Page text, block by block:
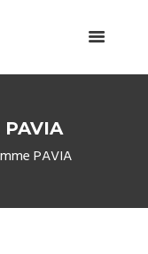
PAVIA
PAVIA